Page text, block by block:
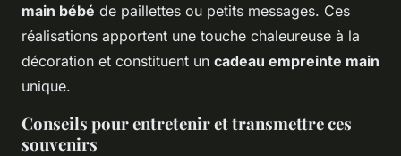
main bébé de paillettes ou petits messages. Ces
réalisations apportent une touche chaleureuse à la
décoration et constituent un cadeau empreinte main
unique.
Conseils pour entretenir et transmettre ces
souvenirs